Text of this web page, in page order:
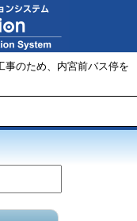
事のため、内宮前バス停を